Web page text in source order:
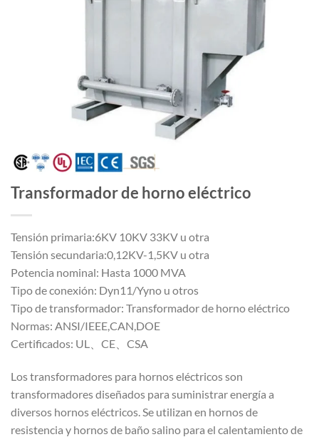
Transformador de horno eléctrico
Tensión primaria:6KV 10KV 33KV u otra
Tensión secundaria:0,12KV-1,5KV u otra
Potencia nominal: Hasta 1000 MVA
Tipo de conexión: Dyn11/Yyno u otros
Tipo de transformador: Transformador de horno eléctrico
Normas: ANSI/IEEE,CAN,DOE
Certificados: UL、CE、CSA
Los transformadores para hornos eléctricos son
transformadores diseñados para suministrar energía a
diversos hornos eléctricos. Se utilizan en hornos de
resistencia y hornos de baño salino para el calentamiento de